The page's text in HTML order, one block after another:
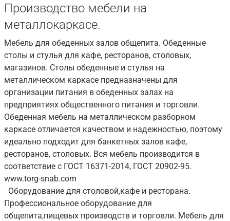
Производство мебели на
металлокаркасе.
Мебель для обеденных залов общепита. Обеденные
столы и стулья для кафе, ресторанов, столовых,
магазинов. Столы обеденные и стулья на
металлическом каркасе предназначены для
организации питания в обеденных залах на
предприятиях общественного питания и торговли.
Обеденная мебель на металлическом разборном
каркасе отличается качеством и надежностью, поэтому
идеально подходит для банкетных залов кафе,
ресторанов, столовых. Вся мебель производится в
соответствие с ГОСТ 16371-2014, ГОСТ 20902-95.
www.torg-snab.com
Оборудование для столовой,кафе и ресторана.
Профессиональное оборудование для
общепита,пищевых производств и торговли. Мебель для